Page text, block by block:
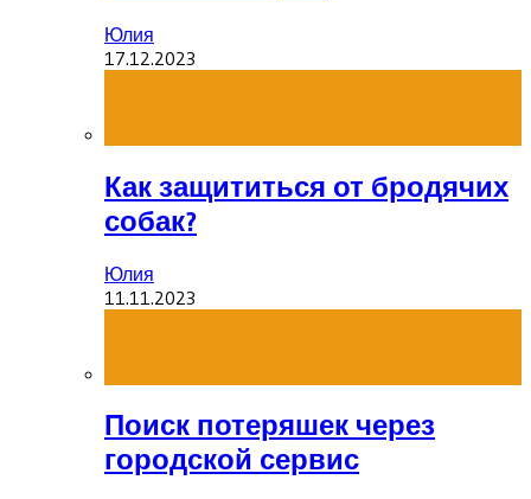
Юлия
17.12.2023
Как защититься от бродячих
собак?
Юлия
11.11.2023
Поиск потеряшек через
городской сервис